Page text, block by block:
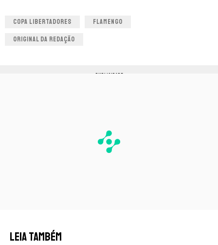
COPA LIBERTADORES FLAMENGO
ORIGINAL DA REDAÇÃO
PUBLICIDADE
LEIA TAMBÉM